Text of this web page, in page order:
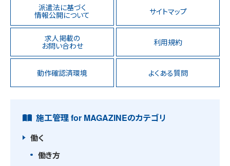
派遣法に基づく
情報公開について サイトマップ
求人掲載の
お問い合わせ 利用規約
動作確認済環境 よくある質問
施工管理 for MAGAZINEのカテゴリ
働く
働き方